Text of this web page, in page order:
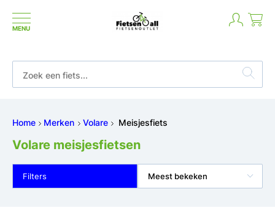
MENU
Home Merken Volare Meisjesfiets
Volare meisjesfietsen
Filters Meest bekeken